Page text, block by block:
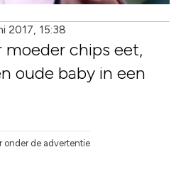
2017, 15:38
moeder chips eet,
oude baby in een
onder de advertentie